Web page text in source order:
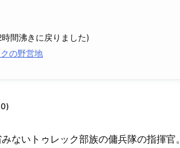
時間沸きに戻りました)
の野営地
ないトゥレック部族の傭兵隊の指揮官。